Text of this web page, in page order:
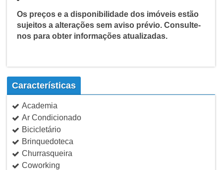
Os preços e a disponibilidade dos imóveis estão
sujeitos a alterações sem aviso prévio. Consulte-
nos para obter informações atualizadas.
Características
Academia
Ar Condicionado
Bicicletário
Brinquedoteca
Churrasqueira
Coworking